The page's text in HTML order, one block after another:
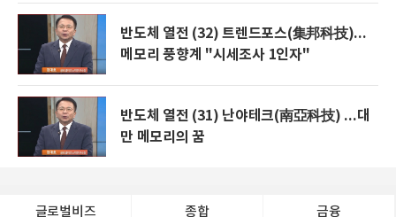
반도체 열전 (32) 트렌드포스(集邦科技)...
메모리 풍향계 "시세조사 1인자"
반도체 열전 (31) 난야테크(南亞科技) ...대
만 메모리의 꿈
글로벌비즈 종합 금융